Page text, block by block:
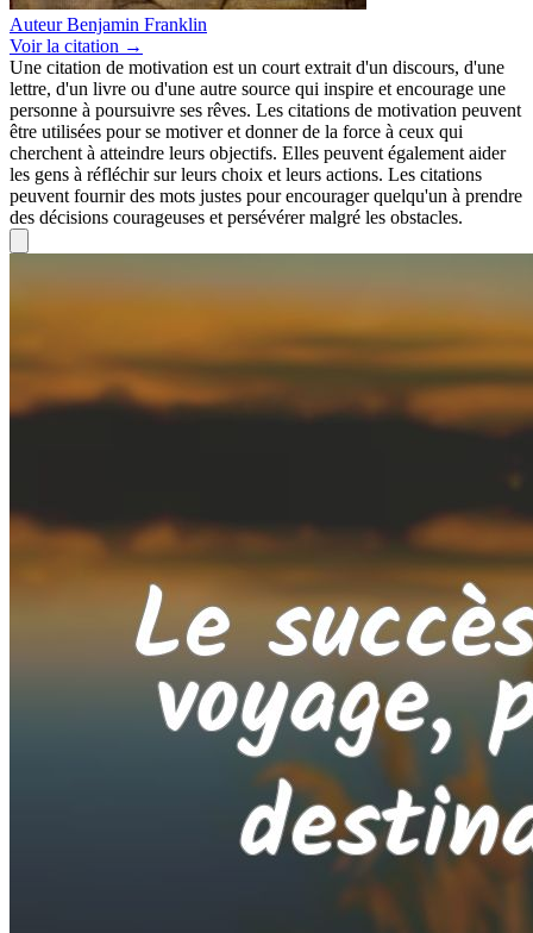
Auteur Benjamin Franklin
Voirla citation →
Une citation de motivation est un court extrait d'un discours, d'une
lettre, d'un livre ou d'une autre source qui inspire et encourage une
personne à poursuivre ses rêves. Les citations de motivation peuvent
être utilisées pour se motiver et donner de la force à ceux qui
cherchent à atteindre leurs objectifs. Elles peuvent également aider
les gens à réfléchir sur leurs choix et leurs actions. Les citations
peuvent fournir des mots justes pour encourager quelqu'un à prendre
des décisions courageuses et persévérer malgré les obstacles.